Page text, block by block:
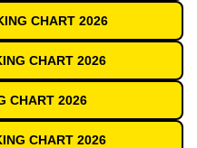
CHART 2026
CHART 2026
CHART 2026
CHART 2026